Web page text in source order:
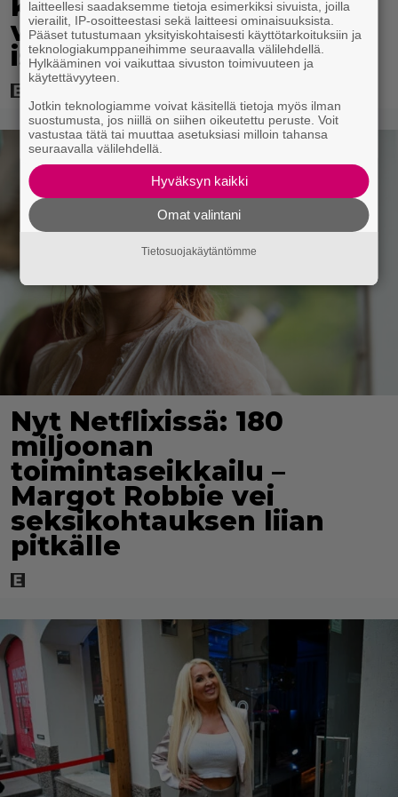
kotimainen elokuva
vuodelta 2020 – ”Tehty
isolla sydämellä”
Nyt Netflixissä: 180
miljoonan
toimintaseikkailu –
Margot Robbie vei
seksikohtauksen liian
pitkälle
laitteellesi saadaksemme tietoja esimerkiksi sivuista, joilla
vierailit, IP-osoitteestasi sekä laitteesi ominaisuuksista.
Pääset tutustumaan yksityiskohtaisesti käyttötarkoituksiin ja
teknologiakumppaneihimme seuraavalla välilehdellä.
Hylkääminen voi vaikuttaa sivuston toimivuuteen ja
käytettävyyteen.
Jotkin teknologiamme voivat käsitellä tietoja myös ilman
suostumusta, jos niillä on siihen oikeutettu peruste. Voit
vastustaa tätä tai muuttaa asetuksiasi milloin tahansa
seuraavalla välilehdellä.
Hyväksyn kaikki
Omat valintani
Tietosuojakäytäntömme